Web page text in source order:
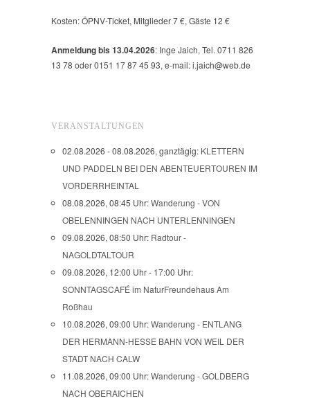
Kosten: ÖPNV-Ticket, Mitglieder 7 €, Gäste 12 €
Anmeldung bis 13.04.2026: Inge Jaich, Tel. 0711 826
13 78 oder 0151 17 87 45 93, e-mail: i.jaich@web.de
VERANSTALTUNGEN
02.08.2026 - 08.08.2026, ganztägig: KLETTERN
UND PADDELN BEI DEN ABENTEUERTOUREN IM
VORDERRHEINTAL
08.08.2026, 08:45 Uhr:Wanderung - VON
OBELENNINGEN NACH UNTERLENNINGEN
09.08.2026, 08:50 Uhr: Radtour -
NAGOLDTALTOUR
09.08.2026, 12:00 Uhr - 17:00 Uhr:
SONNTAGSCAFÉ im NaturFreundehaus Am
Roßhau
10.08.2026, 09:00 Uhr:Wanderung - ENTLANG
DER HERMANN-HESSE BAHN VON WEIL DER
STADT NACH CALW
11.08.2026, 09:00 Uhr:Wanderung - GOLDBERG
NACH OBERAICHEN